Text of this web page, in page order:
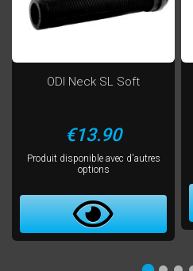
ODI Neck SL Soft
Price
€13.90
Produit disponible avec d'autres
options